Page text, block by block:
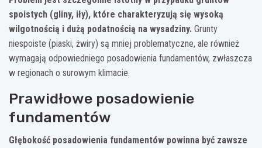
spoistych (gliny, iły), które charakteryzują się wysoką
wilgotnością i dużą podatnością na wysadziny. Grunty
niespoiste (piaski, żwiry) są mniej problematyczne, ale również
wymagają odpowiedniego posadowienia fundamentów, zwłaszcza
w regionach o surowym klimacie.
Prawidłowe posadowienie
fundamentów
Głębokość posadowienia fundamentów powinna być zawsze